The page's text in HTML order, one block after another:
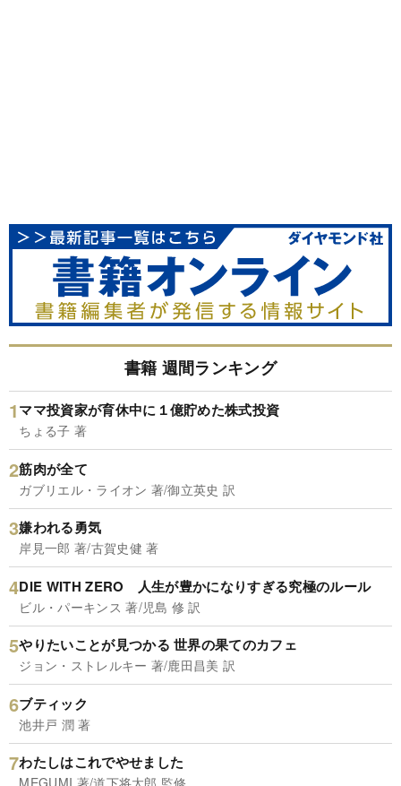
書籍 週間ランキング
ママ投資家が育休中に１億貯めた株式投資
ちょる子 著
筋肉が全て
ガブリエル・ライオン 著/御立英史 訳
嫌われる勇気
岸見一郎 著/古賀史健 著
DIE WITH ZERO 人生が豊かになりすぎる究極のルール
ビル・パーキンス 著/児島 修 訳
やりたいことが見つかる 世界の果てのカフェ
ジョン・ストレルキー 著/鹿田昌美 訳
ブティック
池井戸 潤 著
わたしはこれでやせました